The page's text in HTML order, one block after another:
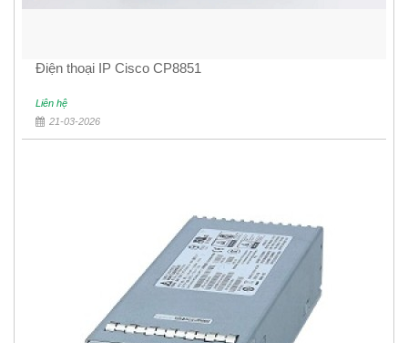
Điện thoại IP Cisco CP8851
Liên hệ
21-03-2026